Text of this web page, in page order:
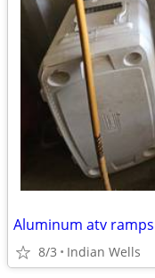
Aluminum atv ramps
8/3 Indian Wells